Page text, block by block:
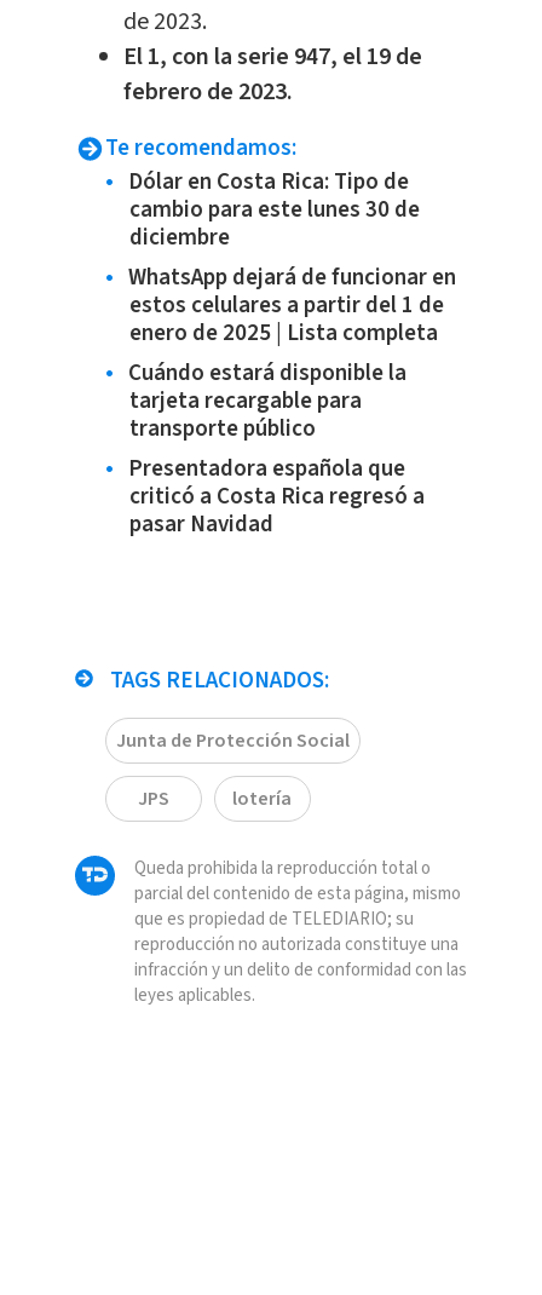
de 2023.
El 1, con la serie 947, el 19 de
febrero de 2023.
Te recomendamos:
Dólar en Costa Rica: Tipo de
cambio para este lunes 30 de
diciembre
WhatsApp dejará de funcionar en
estos celulares a partir del 1 de
enero de 2025 | Lista completa
Cuándo estará disponible la
tarjeta recargable para
transporte público
Presentadora española que
criticó a Costa Rica regresó a
pasar Navidad
TAGS RELACIONADOS:
Junta de Protección Social
JPS lotería
Queda prohibida la reproducción total o
parcial del contenido de esta página, mismo
que es propiedad de TELEDIARIO; su
reproducción no autorizada constituye una
infracción y un delito de conformidad con las
leyes aplicables.